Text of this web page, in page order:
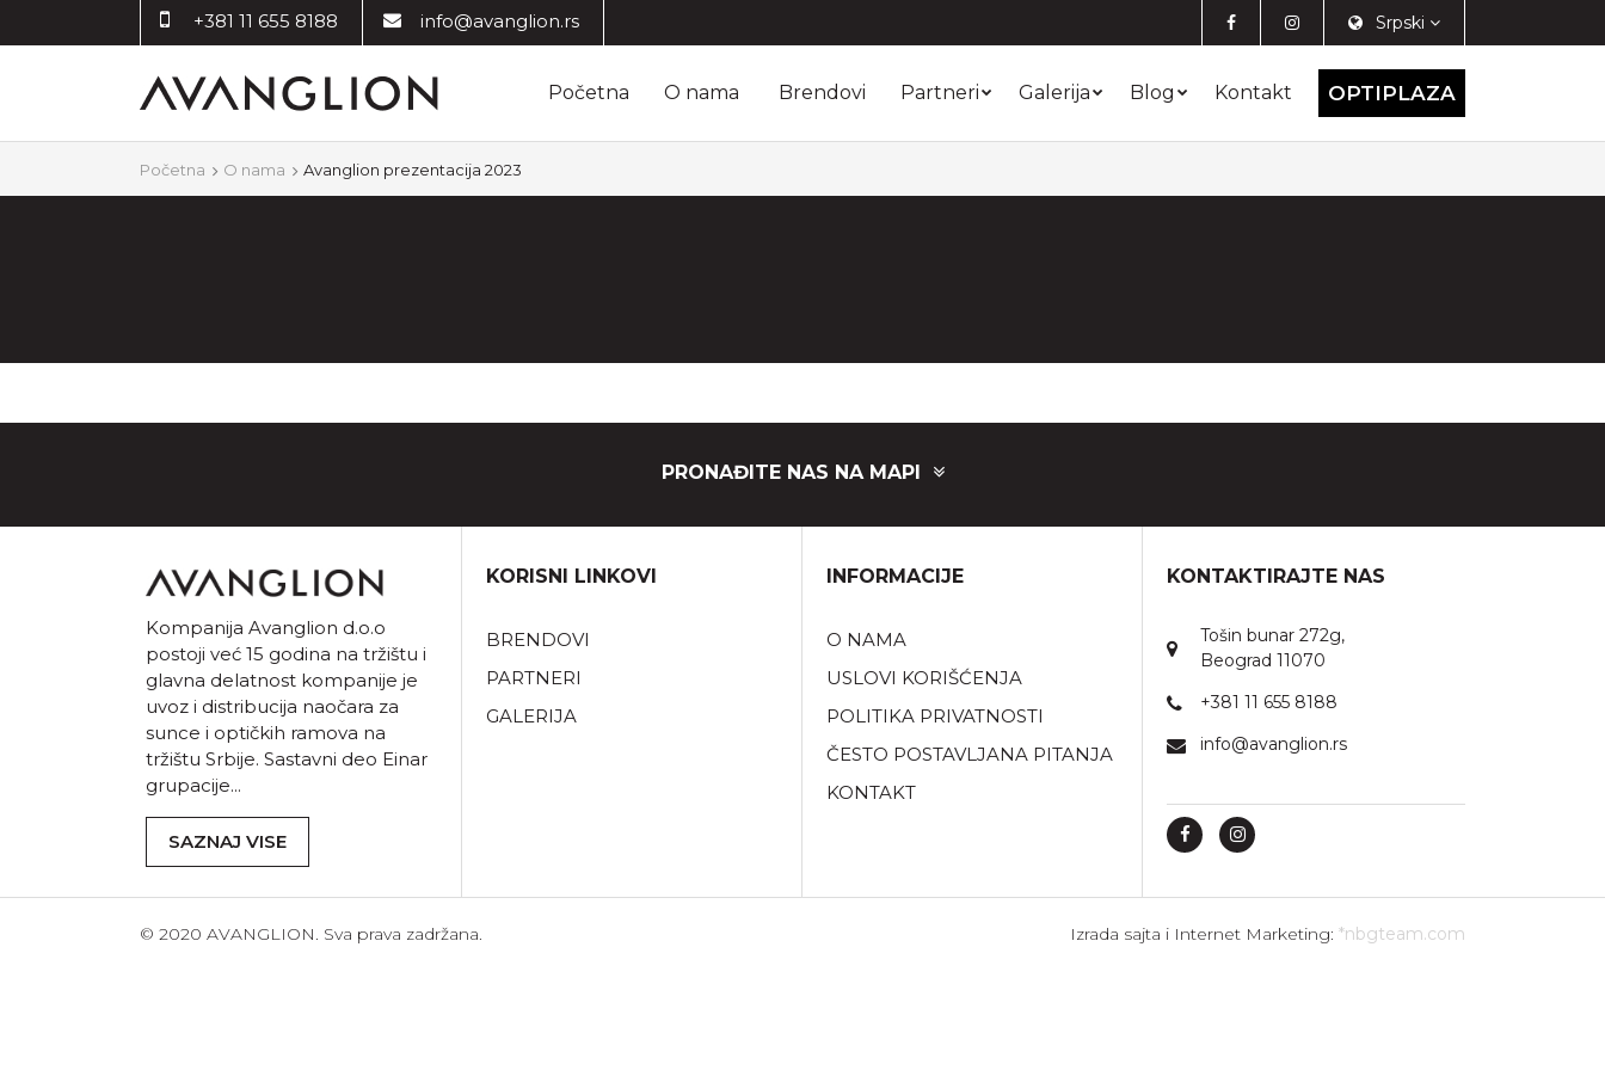
+381 11 655 8188 info@avanglion.rs Srpski
Početna O nama Brendovi Partneri Galerija Blog Kontakt OPTIPLAZA
Početna O nama Avanglion prezentacija 2023
PRONAĐITE NAS NA MAPI
Kompanija Avanglion d.o.o
postoji već 15 godina na tržištu i
glavna delatnost kompanije je
uvoz i distribucija naočara za
sunce i optičkih ramova na
tržištu Srbije. Sastavni deo Einar
grupacije...
SAZNAJ VISE
KORISNI LINKOVI
BRENDOVI
PARTNERI
GALERIJA
INFORMACIJE
O NAMA
USLOVI KORIŠĆENJA
POLITIKA PRIVATNOSTI
ČESTO POSTAVLJANA PITANJA
KONTAKT
KONTAKTIRAJTE NAS
Tošin bunar 272g,
Beograd 11070
+381 11 655 8188
info@avanglion.rs
© 2020 AVANGLION. Sva prava zadržana. Izrada sajta i Internet Marketing: *nbgteam.com